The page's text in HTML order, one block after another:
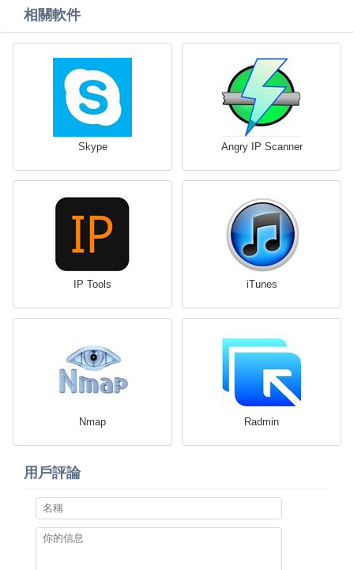
相關軟件
Skype Angry IP Scanner
IP Tools iTunes
Nmap Radmin
用戶評論